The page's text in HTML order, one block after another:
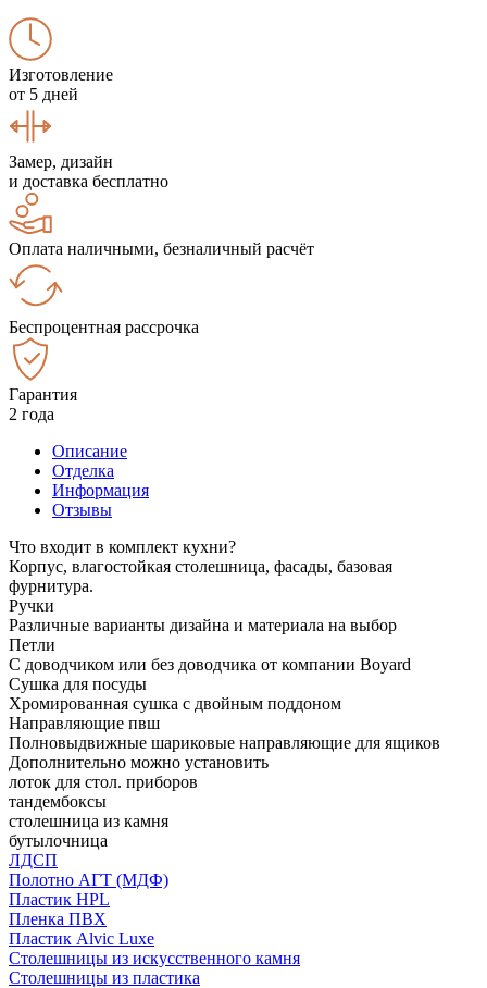
Изготовление
от 5 дней
Замер, дизайн
и доставка бесплатно
Оплата наличными, безналичный расчёт
Беспроцентная рассрочка
Гарантия
2 года
Описание
Отделка
Информация
Отзывы
Что входит в комплект кухни?
Корпус, влагостойкая столешница, фасады, базовая
фурнитура.
Ручки
Различные варианты дизайна и материала на выбор
Петли
С доводчиком или без доводчика от компании Boyard
Сушка для посуды
Хромированная сушка с двойным поддоном
Направляющие пвш
Полновыдвижные шариковые направляющие для ящиков
Дополнительно можно установить
лоток для стол. приборов
тандембоксы
столешница из камня
бутылочница
ЛДСП
Полотно АГТ (МДФ)
Пластик HPL
Пленка ПВХ
Пластик Alvic Luxe
Столешницы из искусственного камня
Столешницы из пластика